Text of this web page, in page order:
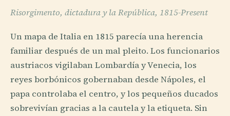
Risorgimento, dictadura y la República, 1815-Present
Un mapa de Italia en 1815 parecía una herencia
familiar después de un mal pleito. Los funcionarios
austriacos vigilaban Lombardía y Venecia, los
reyes borbónicos gobernaban desde Nápoles, el
papa controlaba el centro, y los pequeños ducados
sobrevivían gracias a la cautela y la etiqueta. Sin